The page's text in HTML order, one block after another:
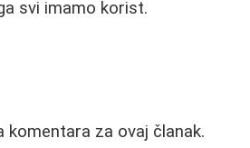
svi imamo korist.
komentara za ovaj članak.